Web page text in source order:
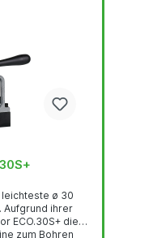
leichteste ø 30
Aufgrund ihrer
ECO.30S+ die
zum Bohren